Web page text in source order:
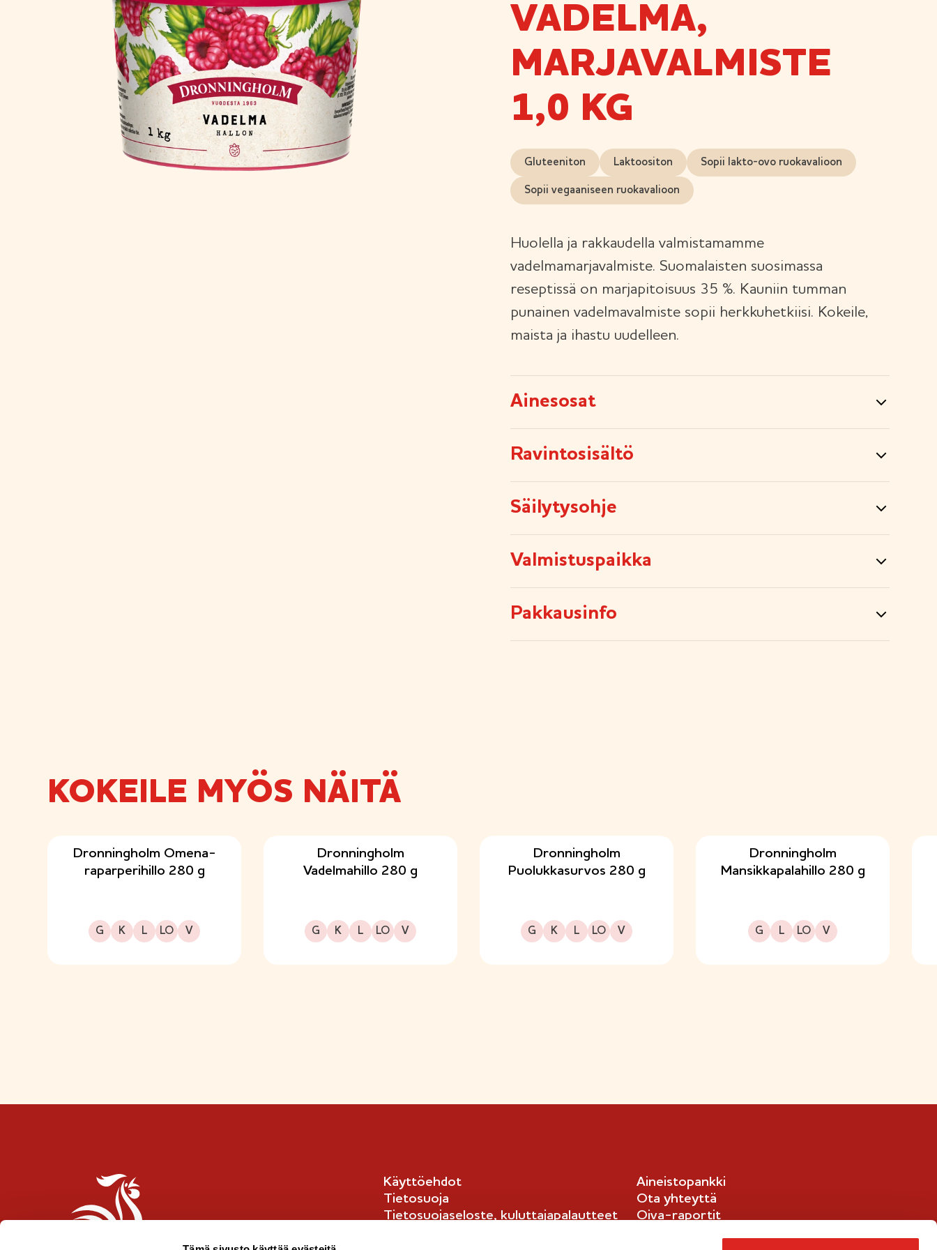
VADELMA,
MARJAVALMISTE
1,0 KG
Gluteeniton Laktoositon Sopii lakto-ovo ruokavalioon
Sopii vegaaniseen ruokavalioon
Huolella ja rakkaudella valmistamamme
vadelmamarjavalmiste. Suomalaisten suosimassa
reseptissä on marjapitoisuus 35 %. Kauniin tumman
punainen vadelmavalmiste sopii herkkuhetkiisi. Kokeile,
maista ja ihastu uudelleen.
Ainesosat
Ravintosisältö
Säilytysohje
Valmistuspaikka
Pakkausinfo
KOKEILE MYÖS NÄITÄ
Dronningholm Omena-
raparperihillo 280 g
G
Gluteeniton K
Kuitupitoinen L
Laktoositon LO
Sopii lakto-ovo ruokavalioon V
Sopii vegaaniseen ruokavalioon
Dronningholm
Vadelmahillo 280 g
G
Gluteeniton K
Kuitupitoinen L
Laktoositon LO
Sopii lakto-ovo ruokavalioon V
Sopii vegaaniseen ruokavalioon
Dronningholm
Puolukkasurvos 280 g
G
Gluteeniton K
Kuitupitoinen L
Laktoositon LO
Sopii lakto-ovo ruokavalioon V
Sopii vegaaniseen ruokavalioon
Dronningholm
Mansikkapalahillo 280 g
G
Gluteeniton L
Laktoositon LO
Sopii lakto-ovo ruokavalioon V
Sopii vegaaniseen ruokavalioon
Käyttöehdot
Tietosuoja
Tietosuojaseloste, kuluttajapalautteet
Aineistopankki
Ota yhteyttä
Oiva-raportit